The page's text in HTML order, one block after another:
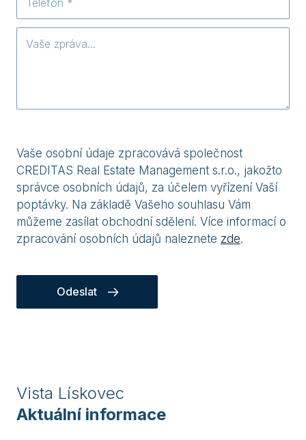
Vaše osobní údaje zpracovává společnost
CREDITAS Real Estate Management s.r.o., jakožto
správce osobních údajů, za účelem vyřízení Vaší
poptávky. Na základě Vašeho souhlasu Vám
můžeme zasílat obchodní sdělení. Více informací o
zpracování osobních údajů naleznete zde.
Odeslat
Vista Lískovec
Aktuální informace